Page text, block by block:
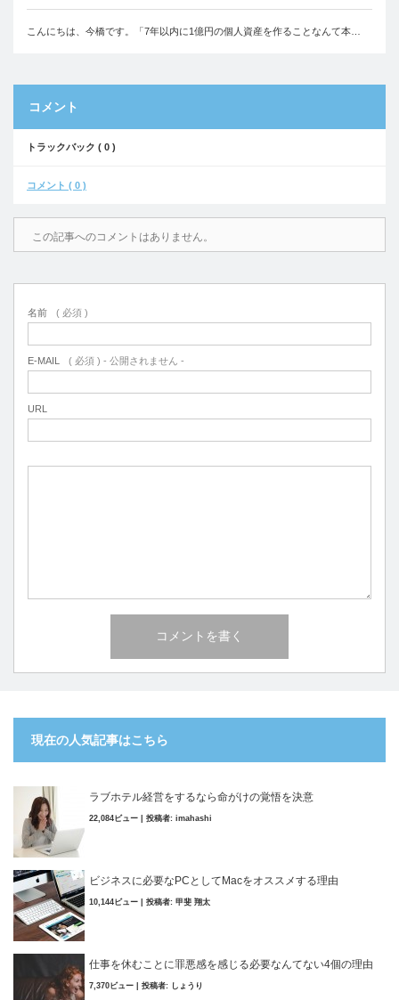
こんにちは、今橋です。「7年以内に1億円の個人資産を作ることなんて本…
コメント
トラックバック ( 0 )
コメント ( 0 )
この記事へのコメントはありません。
名前 ( 必須 )
E-MAIL ( 必須 ) - 公開されません -
URL
現在の人気記事はこちら
ラブホテル経営をするなら命がけの覚悟を決意
22,084ビュー 投稿者: imahashi
ビジネスに必要なPCとしてMacをオススメする理由
10,144ビュー 投稿者: 甲斐 翔太
仕事を休むことに罪悪感を感じる必要なんてない4個の理由
7,370ビュー 投稿者: しょうり